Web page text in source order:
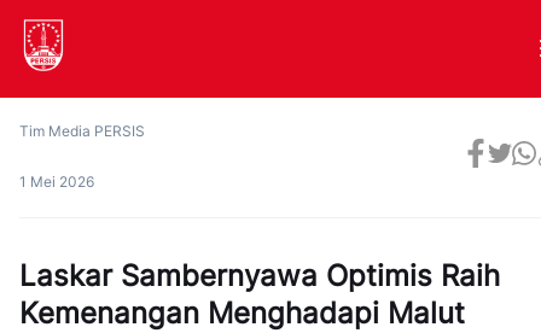
Tim Media PERSIS
1 Mei 2026
Laskar Sambernyawa Optimis Raih
Kemenangan Menghadapi Malut